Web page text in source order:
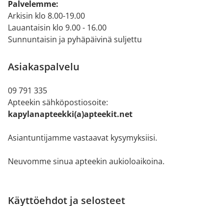
Palvelemme:
Arkisin klo 8.00-19.00
Lauantaisin klo 9.00 - 16.00
Sunnuntaisin ja pyhäpäivinä suljettu
Asiakaspalvelu
09 791 335
Apteekin sähköpostiosoite:
kapylanapteekki(a)apteekit.net
Asiantuntijamme vastaavat kysymyksiisi.
Neuvomme sinua apteekin aukioloaikoina.
Käyttöehdot ja selosteet